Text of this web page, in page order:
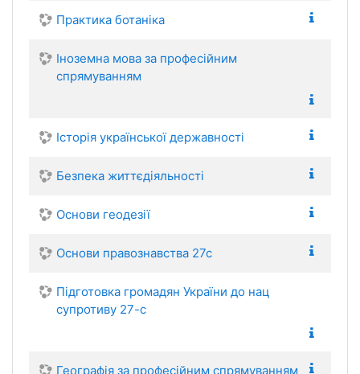
Практика ботаніка
Іноземна мова за професійним
спрямуванням
Історія української державності
Безпека життєдіяльності
Основи геодезії
Основи правознавства 27с
Підготовка громадян України до нац
супротиву 27-с
Географія за професійним спрямуванням